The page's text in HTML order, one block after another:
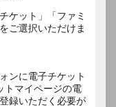
ケット」「ファミ
ご選択いただけま
ンに電子チケット
トマイページの電
録いただく必要が